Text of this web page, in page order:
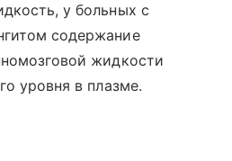
у больных с
содержание
жидкости
уровня в плазме.